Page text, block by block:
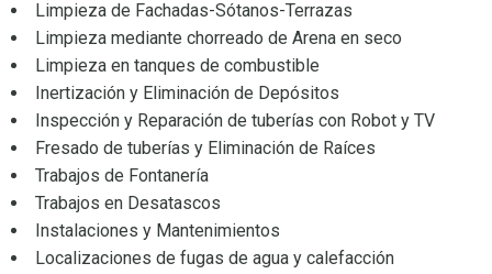
Limpieza de Fachadas-Sótanos-Terrazas
Limpieza mediante chorreado de Arena en seco
Limpieza en tanques de combustible
Inertización y Eliminación de Depósitos
Inspección y Reparación de tuberías con Robot y TV
Fresado de tuberías y Eliminación de Raíces
Trabajos de Fontanería
Trabajos en Desatascos
Instalaciones y Mantenimientos
Localizaciones de fugas de agua y calefacción